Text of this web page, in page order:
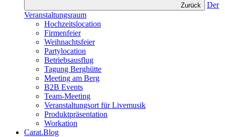
Zurück
Der
Veranstaltungsraum
Hochzeitslocation
Firmenfeier
Weihnachtsfeier
Partylocation
Betriebsausflug
Tagung Berghütte
Meeting am Berg
B2B Events
Team-Meeting
Veranstaltungsort für Livemusik
Produktpräsentation
Workation
Carat.Blog